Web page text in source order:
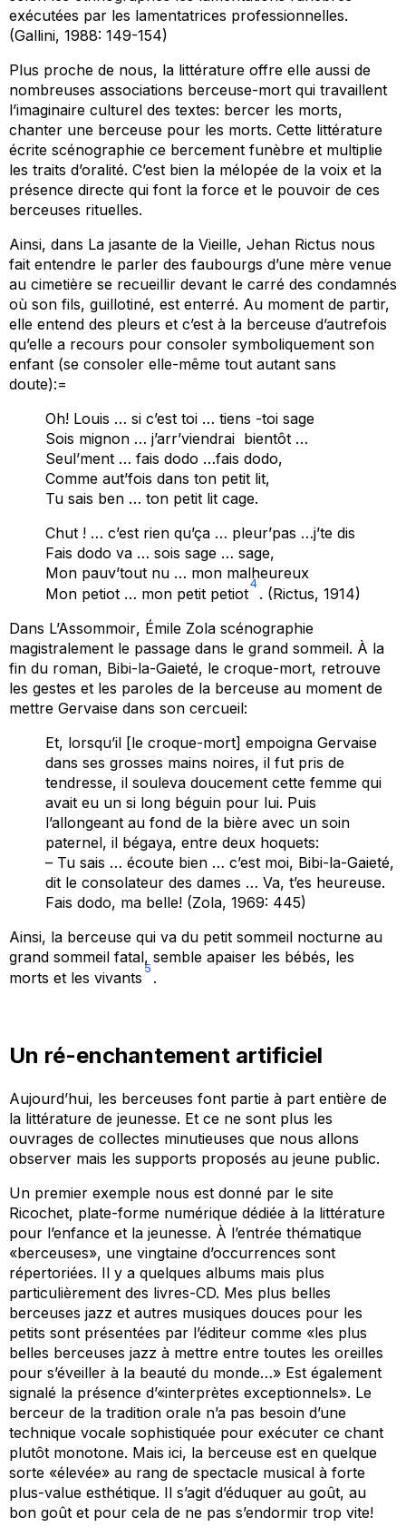
exécutées par les lamentatrices professionnelles.
(Gallini, 1988: 149-154)
Plus proche de nous, la littérature offre elle aussi de
nombreuses associations berceuse-mort qui travaillent
l’imaginaire culturel des textes: bercer les morts,
chanter une berceuse pour les morts. Cette littérature
écrite scénographie ce bercement funèbre et multiplie
les traits d’oralité. C’est bien la mélopée de la voix et la
présence directe qui font la force et le pouvoir de ces
berceuses rituelles.
Ainsi, dans La jasante de la Vieille, Jehan Rictus nous
fait entendre le parler des faubourgs d’une mère venue
au cimetière se recueillir devant le carré des condamnés
où son fils, guillotiné, est enterré. Au moment de partir,
elle entend des pleurs et c’est à la berceuse d’autrefois
qu’elle a recours pour consoler symboliquement son
enfant (se consoler elle-même tout autant sans
doute):=
Oh! Louis … si c’est toi … tiens -toi sage
Sois mignon … j’arr’viendrai bientôt …
Seul’ment … fais dodo …fais dodo,
Comme aut’fois dans ton petit lit,
Tu sais ben … ton petit lit cage.
Chut ! … c’est rien qu’ça … pleur’pas …j’te dis
Fais dodo va … sois sage … sage,
Mon pauv’tout nu … mon malheureux
Mon petiot … mon petit petiot
4
. (Rictus, 1914)
Dans L’Assommoir, Émile Zola scénographie
magistralement le passage dans le grand sommeil. À la
fin du roman, Bibi-la-Gaieté, le croque-mort, retrouve
les gestes et les paroles de la berceuse au moment de
mettre Gervaise dans son cercueil:
Et, lorsqu’il [le croque-mort] empoigna Gervaise
dans ses grosses mains noires, il fut pris de
tendresse, il souleva doucement cette femme qui
avait eu un si long béguin pour lui. Puis
l’allongeant au fond de la bière avec un soin
paternel, il bégaya, entre deux hoquets:
– Tu sais … écoute bien … c’est moi, Bibi-la-Gaieté,
dit le consolateur des dames … Va, t’es heureuse.
Fais dodo, ma belle! (Zola, 1969: 445)
Ainsi, la berceuse qui va du petit sommeil nocturne au
grand sommeil fatal, semble apaiser les bébés, les
morts et les vivants
5
.
Un ré-enchantement artificiel
Aujourd’hui, les berceuses font partie à part entière de
la littérature de jeunesse. Et ce ne sont plus les
ouvrages de collectes minutieuses que nous allons
observer mais les supports proposés au jeune public.
Un premier exemple nous est donné par le site
Ricochet, plate-forme numérique dédiée à la littérature
pour l’enfance et la jeunesse. À l’entrée thématique
«berceuses», une vingtaine d’occurrences sont
répertoriées. Il y a quelques albums mais plus
particulièrement des livres-CD. Mes plus belles
berceuses jazz et autres musiques douces pour les
petits sont présentées par l’éditeur comme «les plus
belles berceuses jazz à mettre entre toutes les oreilles
pour s’éveiller à la beauté du monde…» Est également
signalé la présence d’«interprètes exceptionnels». Le
berceur de la tradition orale n’a pas besoin d’une
technique vocale sophistiquée pour exécuter ce chant
plutôt monotone. Mais ici, la berceuse est en quelque
sorte «élevée» au rang de spectacle musical à forte
plus-value esthétique. Il s’agit d’éduquer au goût, au
bon goût et pour cela de ne pas s’endormir trop vite!